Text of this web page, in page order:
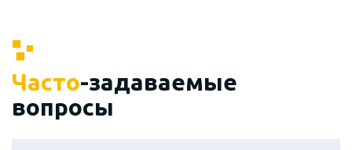
Часто-задаваемые
вопросы